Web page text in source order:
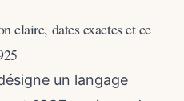
claire, dates exactes et ce
un langage